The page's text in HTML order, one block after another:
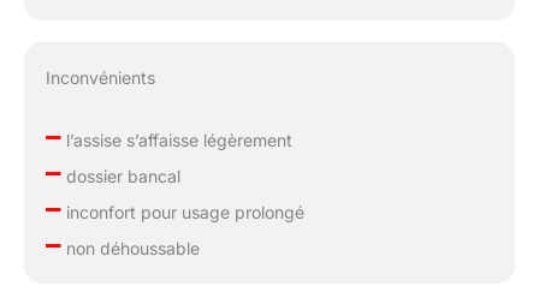
Inconvénients
–l’assise s’affaisse légèrement
–dossier bancal
–inconfort pour usage prolongé
–non déhoussable